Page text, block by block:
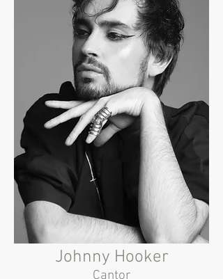
Johnny Hooker